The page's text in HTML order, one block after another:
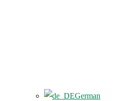
German